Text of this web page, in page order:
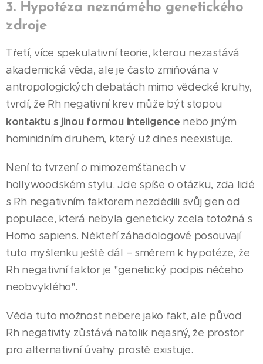
3. Hypotéza neznámého genetického
zdroje
Třetí, více spekulativní teorie, kterou nezastává
akademická věda, ale je často zmiňována v
antropologických debatách mimo vědecké kruhy,
tvrdí, že Rh negativní krev může být stopou
kontaktu s jinou formou inteligence nebo jiným
hominidním druhem, který už dnes neexistuje.
Není to tvrzení o mimozemšťanech v
hollywoodském stylu. Jde spíše o otázku, zda lidé
s Rh negativním faktorem nezdědili svůj gen od
populace, která nebyla geneticky zcela totožná s
Homo sapiens. Někteří záhadologové posouvají
tuto myšlenku ještě dál – směrem k hypotéze, že
Rh negativní faktor je "genetický podpis něčeho
neobvyklého".
Věda tuto možnost nebere jako fakt, ale původ
Rh negativity zůstává natolik nejasný, že prostor
pro alternativní úvahy prostě existuje.